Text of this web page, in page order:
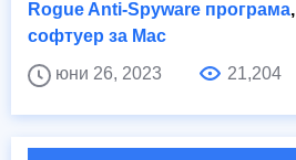
Rogue Anti-Spyware програма,
софтуер за Mac
юни 26, 2023
21,204